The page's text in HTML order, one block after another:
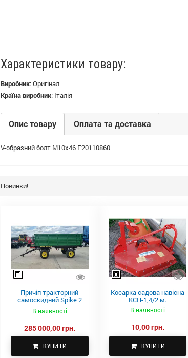
Характеристики товару:
Виробник:Оригінал
Країна виробник: Італія
Опис товару Оплата та доставка
V-образний болт М10х46 F20110860
Новинки!
Причіп тракторний
самоскидний Spike 2
В наявності
285 000,00 грн.
КУПИТИ
Косарка садова навісна
КСН-1,4/2 м.
В наявності
10,00 грн.
КУПИТИ